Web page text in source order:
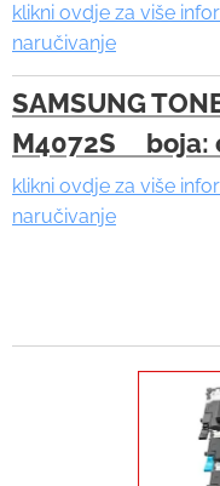
klikni ovdje za više
naručivanje
SAMSUNG
M4072S boja:
klikni ovdje za više
naručivanje